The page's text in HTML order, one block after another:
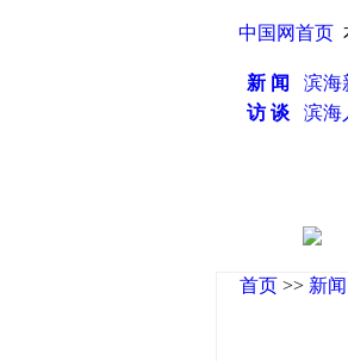
中国网首页
新 闻
滨海
访 谈
滨海
首页 >> 新闻